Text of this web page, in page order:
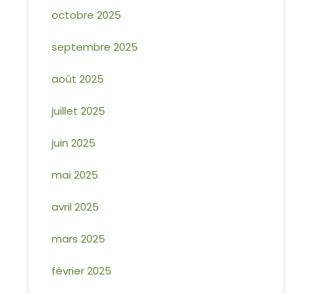
octobre 2025
septembre 2025
août 2025
juillet 2025
juin 2025
mai 2025
avril 2025
mars 2025
février 2025